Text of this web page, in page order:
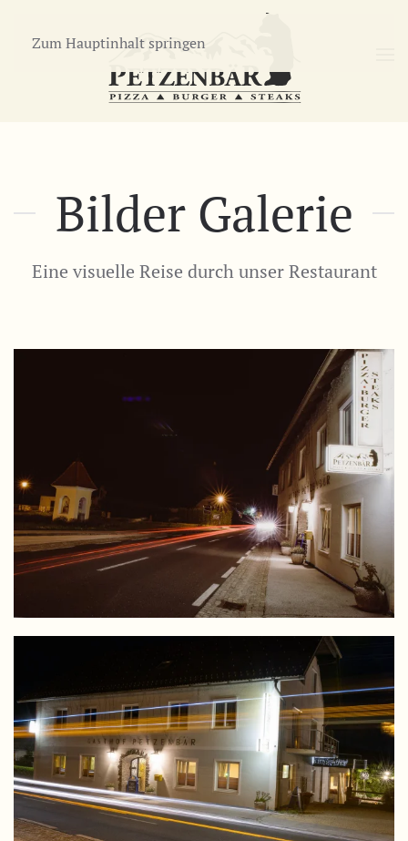
Zum Hauptinhalt springen
Bilder Galerie
Eine visuelle Reise durch unser Restaurant